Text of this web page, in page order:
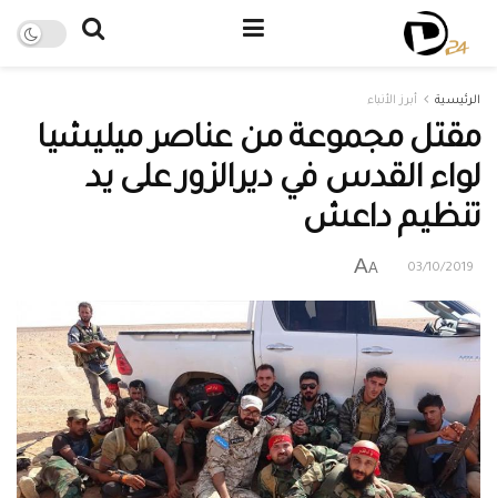
الرئيسية أبرز الأنباء
مقتل مجموعة من عناصر ميليشيا
لواء القدس في ديرالزور على يد
تنظيم داعش
03/10/2019
A
A